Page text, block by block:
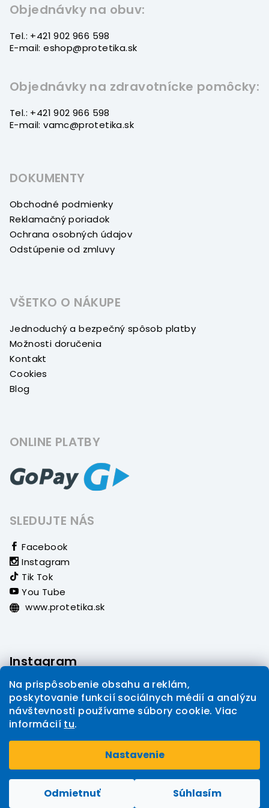
Na prispôsobenie obsahu a reklám,
poskytovanie funkcií sociálnych médií a analýzu
návštevnosti používame súbory cookie. Viac
informácií tu.
Nastavenie
Odmietnuť Súhlasím
Objednávky na obuv:
Tel.: +421 902 966 598
E-mail: eshop@protetika.sk
Objednávky na zdravotnícke pomôcky:
Tel.: +421 902 966 598
E-mail: vamc@protetika.sk
DOKUMENTY
Obchodné podmienky
Reklamačný poriadok
Ochrana osobných údajov
Odstúpenie od zmluvy
VŠETKO O NÁKUPE
Jednoduchý a bezpečný spôsob platby
Možnosti doručenia
Kontakt
Cookies
Blog
ONLINE PLATBY
SLEDUJTE NÁS
Facebook
Instagram
Tik Tok
You Tube
www.protetika.sk
Instagram
Sledovať na Instagrame
Upraviť nastavenie cookies